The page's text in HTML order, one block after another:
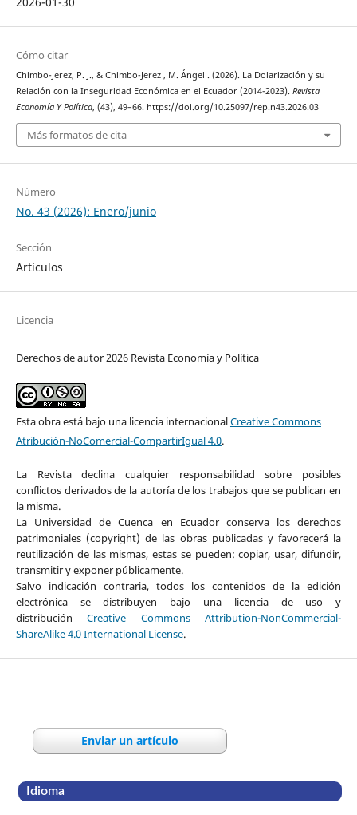
Cómo citar
Chimbo-Jerez, P. J., & Chimbo-Jerez , M. Ángel . (2026). La Dolarización y su
Relación con la Inseguridad Económica en el Ecuador (2014-2023). Revista
Economía Y Política, (43), 49–66. https://doi.org/10.25097/rep.n43.2026.03
Más formatos de cita
Número
No. 43 (2026): Enero/junio
Sección
Artículos
Licencia
Derechos de autor 2026 Revista Economía y Política
Esta obra está bajo una licencia internacionalCreative Commons
Atribución-NoComercial-CompartirIgual 4.0.
La Revista declina cualquier responsabilidad sobre posibles
conflictos derivados de la autoría de los trabajos que se publican en
la misma.
La Universidad de Cuenca en Ecuador conserva los derechos
patrimoniales (copyright) de las obras publicadas y favorecerá la
reutilización de las mismas, estas se pueden: copiar, usar, difundir,
transmitir y exponer públicamente.
Salvo indicación contraria, todos los contenidos de la edición
electrónica se distribuyen bajo una licencia de uso y
distribuciónCreative Commons Attribution-NonCommercial-
ShareAlike 4.0 International License.
Enviar un artículo
Idioma